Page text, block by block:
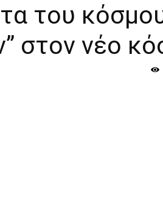
του
στον νέο